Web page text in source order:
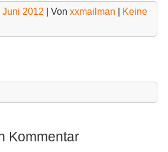
Juni 2012 | Von xxmailman
Keine
Kommentar